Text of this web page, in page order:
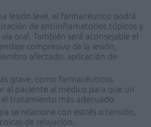
lesión leve, el farmacéutico podrá
de antiinflamatorios tópicos y
oral. También será aconsejable el
compresivo de la lesión,
afectado, aplicación de
grave, como farmacéuticos
al paciente al médico para que un
el tratamiento más adecuado.
se relacione con estrés o tensión,
de relajación.